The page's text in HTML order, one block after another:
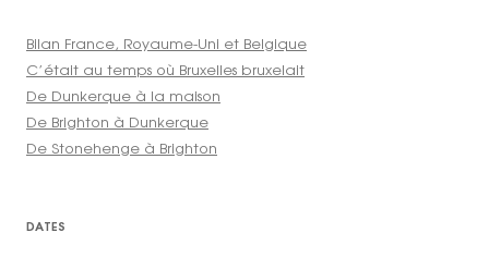
Bilan France, Royaume-Uni et Belgique
C’était au temps où Bruxelles bruxelait
De Dunkerque à la maison
De Brighton à Dunkerque
De Stonehenge à Brighton
DATES